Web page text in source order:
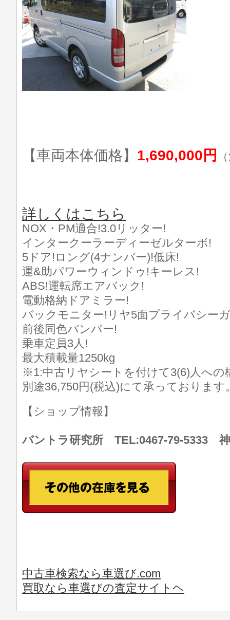
【車両本体価格】 1,690,000円
詳しくはこちら
NOX・PM適合!3.0リッター!
インタークーラーディーゼルターボ!
5ドア!ロング(4ナンバー)!低床!
運&助パワーウィンドゥ!キーレス!
ABS!運転席エアバック!
電動格納ドアミラー!
バックモニター!リヤ5面プライバシー
前後同色バンパー!
乗車定員3人!
最大積載量1250kg
※1:中古リヤシートを付けて3(6)人への
別途36,750円(税込)にて承っております
【ショップ情報】
バントラ研究所 TEL:0467-79-5333 神
中古車検索なら車選び.com
買取なら車選びの査定サイトヘ